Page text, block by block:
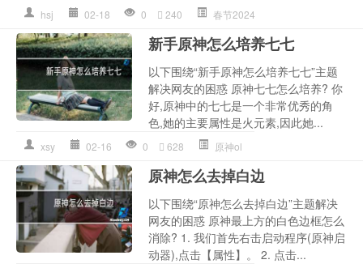
hsj 02-18 0 240 春节2024
新手原神怎么培养七七
以下围绕“新手原神怎么培养七七”主题
解决网友的困惑 原神七七怎么培养? 你
好,原神中的七七是一个非常优秀的角
色,她的主要属性是火元素,因此她...
xsy 02-16 0 628 原神ol
原神怎么去掉白边
以下围绕“原神怎么去掉白边”主题解决
网友的困惑 原神最上方的白色边框怎么
消除? 1. 我们首先右击启动程序(原神启
动器),点击【属性】。 2. 点击...